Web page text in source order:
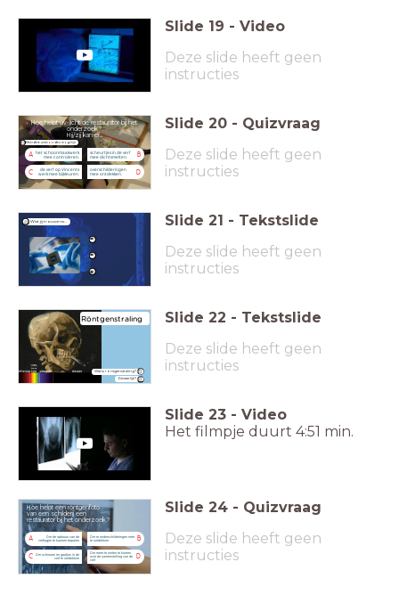
Slide 19 - Video
Deze slide heeft geen
instructies
Hoe helpt uv-licht de restaurator bij het
onderzoek?
Hij/zij kan er...
Meerdere antwoorden mogelijk
A het schoonmaakwerk
mee controleren.
B
scheurtjes in de verf
mee dichtsmelten.
C
de verf op Vincents
werk mee bijkleuren.
D
overschilderingen
mee ontdekken.
Slide 20 - Quizvraag
Deze slide heeft geen
instructies
Wist jij trouwens... Slide 21 - Tekstslide
Deze slide heeft geen
instructies
Gevaarlijk?
Wat is röntgenstraling?
Röntgenstraling Slide 22 - Tekstslide
Deze slide heeft geen
instructies
Slide 23 - Video
Het filmpje duurt 4:51 min.
Hoe helpt een röntgenfoto
van een schilderij een
restaurator bij het onderzoek?
A
Om de opbouw van de
verflagen te kunnen bepalen
B
Om er onderschilderingen mee
te ontdekken
C Om scheuren en gaatjes in de
verf te ontdekken
D
Om meer te weten te komen
over de samenstelling van de
verf
Slide 24 - Quizvraag
Deze slide heeft geen
instructies